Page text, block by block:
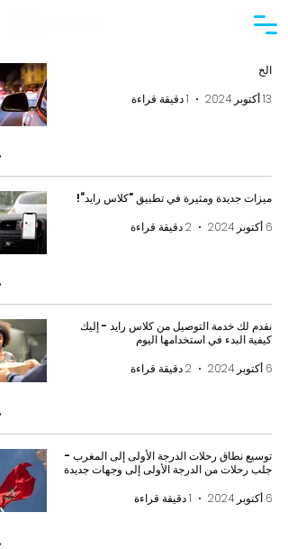
الخ
13 أكتوبر 2024
1 دقيقة قراءة
ميزات جديدة ومثيرة في تطبيق ”كلاس رايد“!
6 أكتوبر 2024
2 دقيقة قراءة
نقدم لك خدمة التوصيل من كلاس رايد - إليك
كيفية البدء في استخدامها اليوم
6 أكتوبر 2024
2 دقيقة قراءة
توسيع نطاق رحلات الدرجة الأولى إلى المغرب -
جلب رحلات من الدرجة الأولى إلى وجهات جديدة
6 أكتوبر 2024
1 دقيقة قراءة